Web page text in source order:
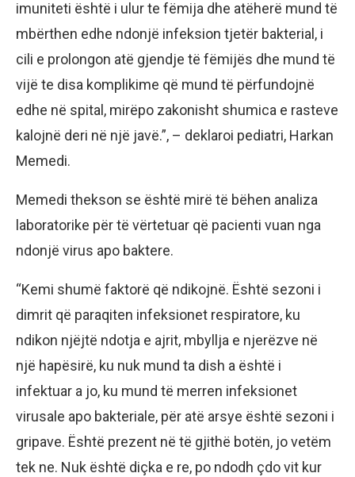
imuniteti është i ulur te fëmija dhe atëherë mund të
mbërthen edhe ndonjë infeksion tjetër bakterial, i
cili e prolongon atë gjendje të fëmijës dhe mund të
vijë te disa komplikime që mund të përfundojnë
edhe në spital, mirëpo zakonisht shumica e rasteve
kalojnë deri në një javë.”, – deklaroi pediatri, Harkan
Memedi.
Memedi thekson se është mirë të bëhen analiza
laboratorike për të vërtetuar që pacienti vuan nga
ndonjë virus apo baktere.
“Kemi shumë faktorë që ndikojnë. Është sezoni i
dimrit që paraqiten infeksionet respiratore, ku
ndikon njëjtë ndotja e ajrit, mbyllja e njerëzve në
një hapësirë, ku nuk mund ta dish a është i
infektuar a jo, ku mund të merren infeksionet
virusale apo bakteriale, për atë arsye është sezoni i
gripave. Është prezent në të gjithë botën, jo vetëm
tek ne. Nuk është diçka e re, po ndodh çdo vit kur